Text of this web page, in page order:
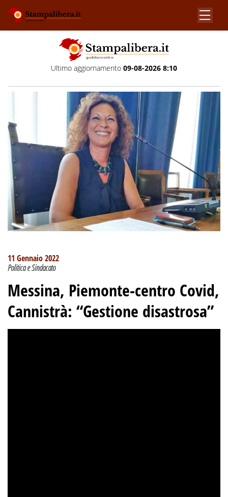
Ultimo aggiornamento 09-08-2026 8:10
11 Gennaio 2022
Politica e Sindacato
Messina, Piemonte-centro Covid,
Cannistrà: “Gestione disastrosa”